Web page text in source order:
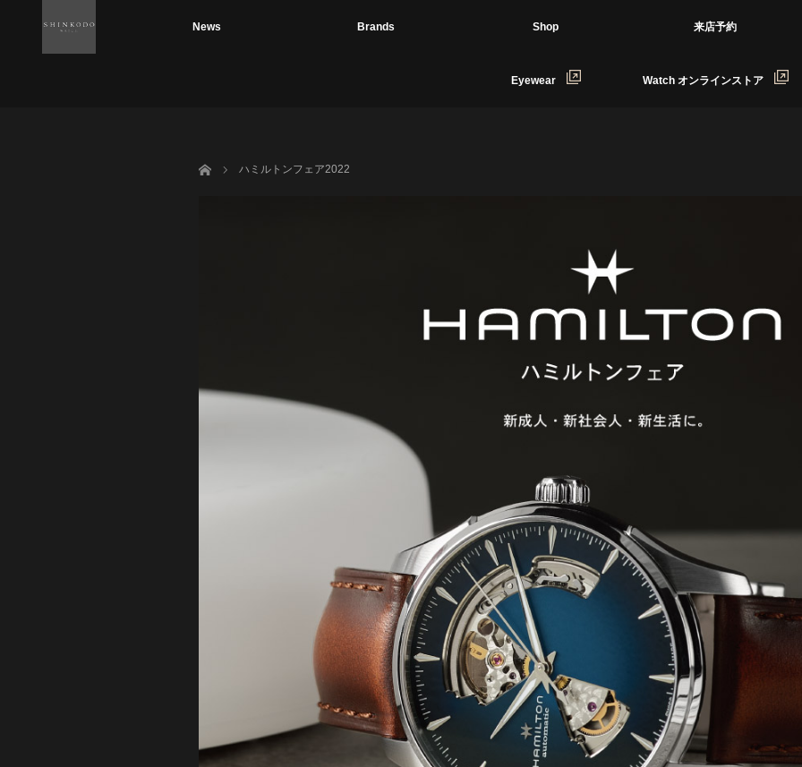
News Brands Shop 来店予約
Eyewear Watch オンラインストア
ホーム ハミルトンフェア2022